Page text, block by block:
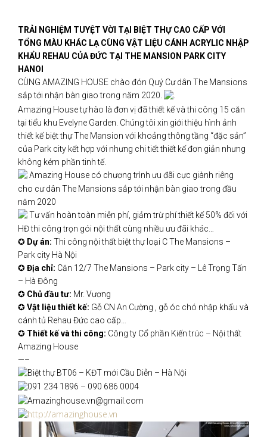
TRẢI NGHIỆM TUYỆT VỜI TẠI BIỆT THỰ CAO CẤP VỚI
TỔNG MÀU KHÁC LẠ CÙNG VẬT LIỆU CÁNH ACRYLIC NHẬP
KHẨU REHAU CỦA ĐỨC TẠI THE MANSION PARK CITY
HANOI
CÙNG AMAZING HOUSE chào đón Quý Cư dân The Mansions
sắp tới nhận bàn giao trong năm 2020.
.
Amazing House tự hào là đơn vị đã thiết kế và thi công 15 căn
tại tiểu khu Evelyne Garden. Chúng tôi xin giới thiệu hình ảnh
thiết kế biệt thự The Mansion với khoảng thông tầng “đặc sản”
của Park city kết hợp với nhưng chi tiết thiết kế đơn giản nhưng
không kém phần tinh tế.
Amazing House có chương trình ưu đãi cực giành riêng
cho cư dân The Mansions sắp tới nhận bàn giao trong đầu
năm 2020
Tư vấn hoàn toàn miễn phí, giảm trừ phí thiết kế 50% đối với
HĐ thi công trọn gói nội thất cùng nhiều ưu đãi khác…
✪ Dự án: Thi công nội thất biệt thự loại C The Mansions –
Park city Hà Nội
✪Địa chỉ: Căn 12/7 The Mansions – Park city – Lê Trọng Tấn
– Hà Đông
✪ Chủ đầu tư: Mr. Vương
✪Vật liệu thiết kế: Gỗ CN An Cường , gỗ óc chó nhập khẩu và
cánh tủ Rehau Đức cao cấp…
✪ Thiết kế và thi công: Công ty Cổ phần Kiến trúc – Nội thất
Amazing House
—–
Biệt thự BT06 – KĐT mới Cầu Diễn – Hà Nội
091 234 1896 – 090 686 0004
Amazinghouse.vn@gmail.com
http://amazinghouse.vn